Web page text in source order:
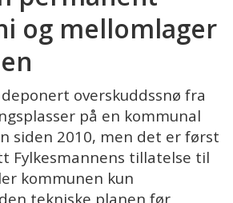
og mellomlager
overskuddssnø fra
på en kommunal
siden 2010, men det er først
Fylkesmannens tillatelse til
kommunen kun
tekniske planen før